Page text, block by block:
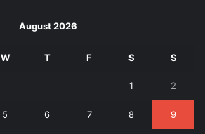
August 2026
W T F S S
1 2
5 6 7 8 9